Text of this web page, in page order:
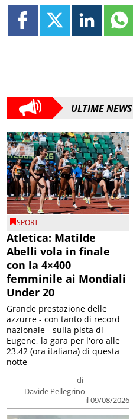
ULTIME NEWS
SPORT
Atletica: Matilde
Abelli vola in finale
con la 4×400
femminile ai Mondiali
Under 20
di
Davide Pellegrino
il 09/08/2026
Grande prestazione delle
azzurre - con tanto di record
nazionale - sulla pista di
Eugene, la gara per l'oro alle
23.42 (ora italiana) di questa
notte